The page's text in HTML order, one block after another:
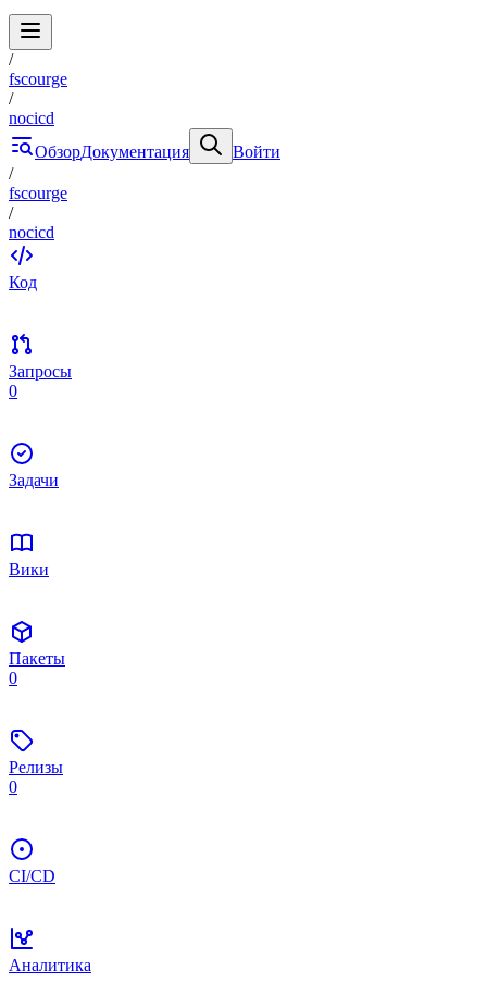
/
fscourge
/
nocicd
ОбзорДокументация
Войти
/
fscourge
/
nocicd
Код
Запросы
0
Задачи
Вики
Пакеты
0
Релизы
0
CI/CD
Аналитика